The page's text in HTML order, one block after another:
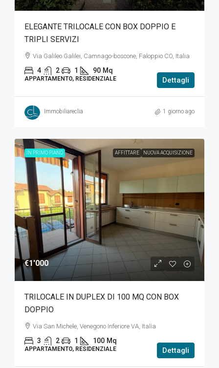
ELEGANTE TRILOCALE CON BOX DOPPIO E
TRIPLI SERVIZI
Via Galileo Galilei, Camnago-boscone, Faloppio CO, Italia
4 2 1 90 Mq
APPARTAMENTO, RESIDENZIALE Dettagli
Immobiliareclia 1 giorno ago
IN PRIMO PIANO AFFITTARE NUOVA ACQUISIZIONE
€1'000
TRILOCALE IN DUPLEX DI 100 MQ CON BOX
DOPPIO
Via San Michele, Venegono Inferiore VA, Italia
3 2 1 100 Mq
APPARTAMENTO, RESIDENZIALE Dettagli